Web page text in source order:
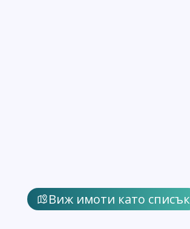
Виж имоти като списък